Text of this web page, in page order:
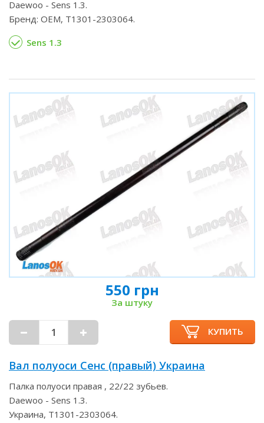
Daewoo - Sens 1.3.
Бренд: OEM, Т1301-2303064.
Sens 1.3
550 грн
За штуку
КУПИТЬ
Вал полуоси Сенс (правый) Украина
Палка полуоси правая , 22/22 зубьев.
Daewoo - Sens 1.3.
Украина, Т1301-2303064.